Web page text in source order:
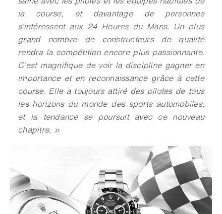
la course, et davantage de personnes
s’intéressent aux 24 Heures du Mans. Un plus
grand nombre de constructeurs de qualité
rendra la compétition encore plus passionnante.
C’est magnifique de voir la discipline gagner en
importance et en reconnaissance grâce à cette
course. Elle a toujours attiré des pilotes de tous
les horizons du monde des sports automobiles,
et la tendance se poursuit avec ce nouveau
chapitre. »